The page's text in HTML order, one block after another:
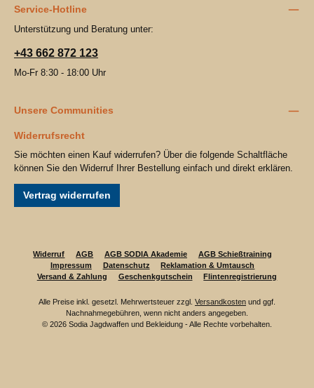
Service-Hotline
Unterstützung und Beratung unter:
+43 662 872 123
Mo-Fr 8:30 - 18:00 Uhr
Unsere Communities
Widerrufsrecht
Sie möchten einen Kauf widerrufen? Über die folgende Schaltfläche
können Sie den Widerruf Ihrer Bestellung einfach und direkt erklären.
Vertrag widerrufen
Widerruf AGB AGB SODIA Akademie
AGB Schießtraining
Impressum
Datenschutz
Reklamation & Umtausch
Versand & Zahlung
Geschenkgutschein Flintenregistrierung
Alle Preise inkl. gesetzl. Mehrwertsteuer zzgl. Versandkosten und ggf.
Nachnahmegebühren, wenn nicht anders angegeben.
© 2026 Sodia Jagdwaffen und Bekleidung - Alle Rechte vorbehalten.